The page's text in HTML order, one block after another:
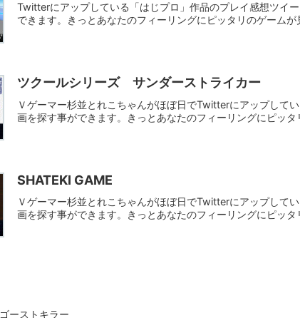
Twitterにアップしている「はじプロ」作品のプレイ感想ツイ
できます。きっとあなたのフィーリングにピッタリのゲーム
ツクールシリーズ サンダーストライカー
Ｖゲーマー杉並とれこちゃんがほぼ日でTwitterにアップして
画を探す事ができます。きっとあなたのフィーリングにピッ
SHATEKI GAME
Ｖゲーマー杉並とれこちゃんがほぼ日でTwitterにアップして
画を探す事ができます。きっとあなたのフィーリングにピッ
ゴーストキラー